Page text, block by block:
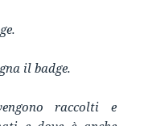
il badge.
raccolti e